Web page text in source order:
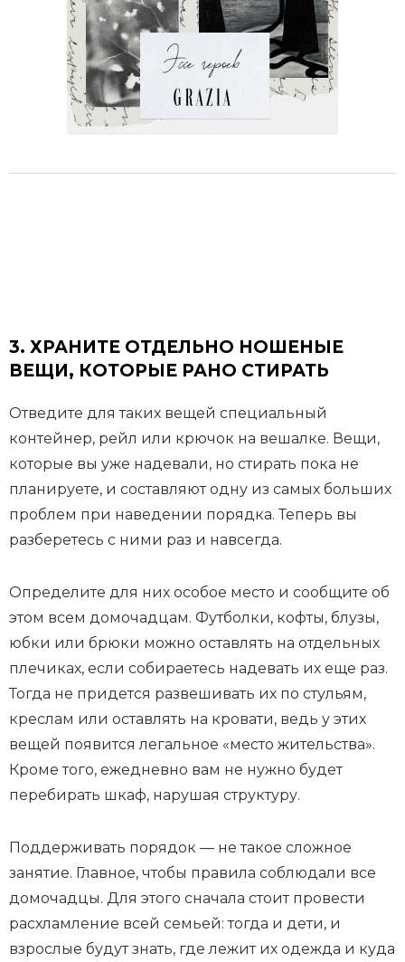
3. ХРАНИТЕ ОТДЕЛЬНО НОШЕНЫЕ
ВЕЩИ, КОТОРЫЕ РАНО СТИРАТЬ
Отведите для таких вещей специальный
контейнер, рейл или крючок на вешалке. Вещи,
которые вы уже надевали, но стирать пока не
планируете, и составляют одну из самых больших
проблем при наведении порядка. Теперь вы
разберетесь с ними раз и навсегда.
Определите для них особое место и сообщите об
этом всем домочадцам. Футболки, кофты, блузы,
юбки или брюки можно оставлять на отдельных
плечиках, если собираетесь надевать их еще раз.
Тогда не придется развешивать их по стульям,
креслам или оставлять на кровати, ведь у этих
вещей появится легальное «место жительства».
Кроме того, ежедневно вам не нужно будет
перебирать шкаф, нарушая структуру.
Поддерживать порядок — не такое сложное
занятие. Главное, чтобы правила соблюдали все
домочадцы. Для этого сначала стоит провести
расхламление всей семьей: тогда и дети, и
взрослые будут знать, где лежит их одежда и куда